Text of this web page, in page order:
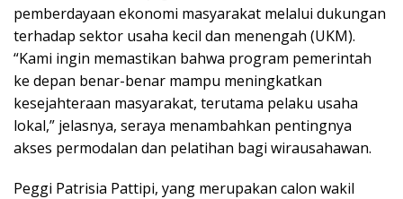
pemberdayaan ekonomi masyarakat melalui dukungan
terhadap sektor usaha kecil dan menengah (UKM).
“Kami ingin memastikan bahwa program pemerintah
ke depan benar-benar mampu meningkatkan
kesejahteraan masyarakat, terutama pelaku usaha
lokal,” jelasnya, seraya menambahkan pentingnya
akses permodalan dan pelatihan bagi wirausahawan.
Peggi Patrisia Pattipi, yang merupakan calon wakil